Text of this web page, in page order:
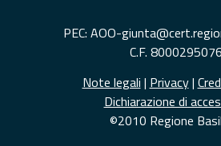
PEC: AOO-
C.F.
Note legali | Privacy|
Dichiarazione di
©2010 Regione